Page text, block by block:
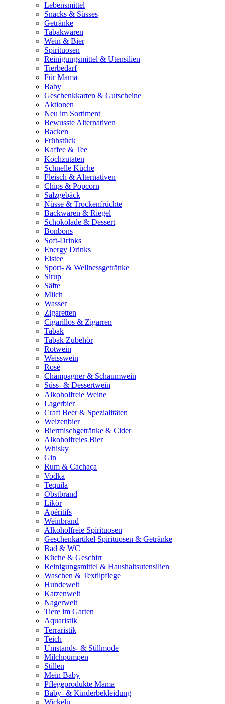
Lebensmittel
Snacks & Süsses
Getränke
Tabakwaren
Wein & Bier
Spirituosen
Reinigungsmittel & Utensilien
Tierbedarf
Für Mama
Baby
Geschenkkarten & Gutscheine
Aktionen
Neu im Sortiment
Bewusste Alternativen
Backen
Frühstück
Kaffee & Tee
Kochzutaten
Schnelle Küche
Fleisch & Alternativen
Chips & Popcorn
Salzgebäck
Nüsse & Trockenfrüchte
Backwaren & Riegel
Schokolade & Dessert
Bonbons
Soft-Drinks
Energy Drinks
Eistee
Sport- & Wellnessgetränke
Sirup
Säfte
Milch
Wasser
Zigaretten
Cigarillos & Zigarren
Tabak
Tabak Zubehör
Rotwein
Weisswein
Rosé
Champagner & Schaumwein
Süss- & Dessertwein
Alkoholfreie Weine
Lagerbier
Craft Beer & Spezialitäten
Weizenbier
Biermischgetränke & Cider
Alkoholfreies Bier
Whisky
Gin
Rum & Cachaça
Vodka
Tequila
Obstbrand
Likör
Apéritifs
Weinbrand
Alkoholfreie Spirituosen
Geschenkartikel Spirituosen & Getränke
Bad & WC
Küche & Geschirr
Reinigungsmittel & Haushaltsutensilien
Waschen & Textilpflege
Hundewelt
Katzenwelt
Nagerwelt
Tiere im Garten
Aquaristik
Terraristik
Teich
Umstands- & Stillmode
Milchpumpen
Stillen
Mein Baby
Pflegeprodukte Mama
Baby- & Kinderbekleidung
Wickeln